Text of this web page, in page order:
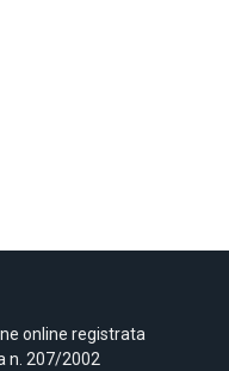
online registrata
n. 207/2002